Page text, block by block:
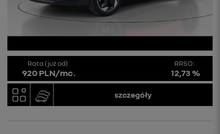
Rata (już od)
920 PLN/mc.
RRSO:
12,73 %
szczegóły